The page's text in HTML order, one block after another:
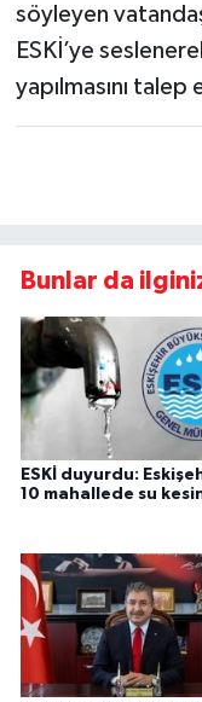
söyleyen
ESKİ’ye
yapılmasını talep
Bunlar da
ESKİ duyurdu:
10 mahallede su